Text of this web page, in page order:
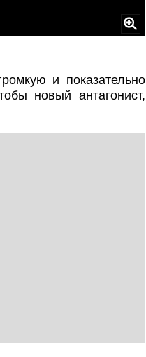
и показательно
новый антагонист,